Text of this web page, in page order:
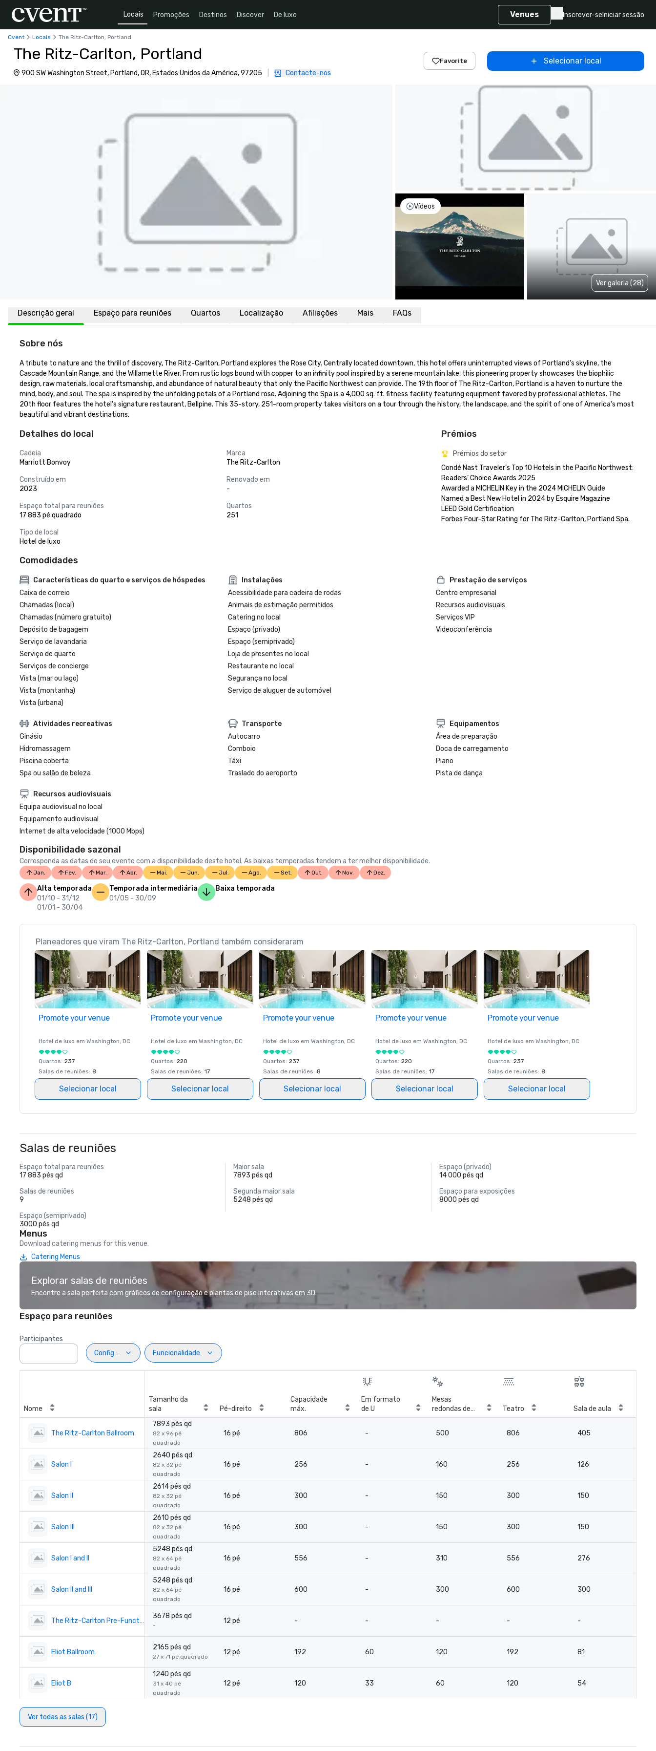
Locais Promoções Destinos Discover De luxo Venues Inscrever-se Iniciar sessão
Cvent Locais The Ritz-Carlton, Portland
The Ritz-Carlton, Portland
900 SW Washington Street, Portland, OR, Estados Unidos da América, 97205 Contacte-nos
Favorite Selecionar local
Vídeos
Ver galeria (28)
Descrição geral Espaço para reuniões Quartos Localização Afiliações Mais FAQs
Sobre nós
A tribute to nature and the thrill of discovery, The Ritz-Carlton, Portland explores the Rose City. Centrally located downtown, this hotel offers uninterrupted views of Portland's skyline, the
Cascade Mountain Range, and the Willamette River. From rustic logs bound with copper to an infinity pool inspired by a serene mountain lake, this pioneering property showcases the biophilic
design, raw materials, local craftsmanship, and abundance of natural beauty that only the Pacific Northwest can provide. The 19th floor of The Ritz-Carlton, Portland is a haven to nurture the
mind, body, and soul. The spa is inspired by the unfolding petals of a Portland rose. Adjoining the Spa is a 4,000 sq. ft. fitness facility featuring equipment favored by professional athletes. The
20th floor features the hotel's signature restaurant, Bellpine. This 35-story, 251-room property takes visitors on a tour through the history, the landscape, and the spirit of one of America's most
beautiful and vibrant destinations.
Detalhes do local
Cadeia
Marriott Bonvoy
Marca
The Ritz-Carlton
Construído em
2023
Renovado em
-
Espaço total para reuniões
17 883 pé quadrado
Quartos
251
Tipo de local
Hotel de luxo
Prémios
Prémios do setor
Condé Nast Traveler’s Top 10 Hotels in the Pacific Northwest:
Readers’ Choice Awards 2025
Awarded a MICHELIN Key in the 2024 MICHELIN Guide
Named a Best New Hotel in 2024 by Esquire Magazine
LEED Gold Certification
Comodidades
Características do quarto e serviços de hóspedes
Caixa de correio
Chamadas (local)
Chamadas (número gratuito)
Depósito de bagagem
Serviço de lavandaria
Serviço de quarto
Serviços de concierge
Vista (mar ou lago)
Vista (montanha)
Vista (urbana)
Instalações
Acessibilidade para cadeira de rodas
Animais de estimação permitidos
Catering no local
Espaço (privado)
Espaço (semiprivado)
Loja de presentes no local
Restaurante no local
Segurança no local
Serviço de aluguer de automóvel
Prestação de serviços
Centro empresarial
Recursos audiovisuais
Serviços VIP
Videoconferência
Atividades recreativas
Ginásio
Hidromassagem
Piscina coberta
Spa ou salão de beleza
Transporte
Autocarro
Comboio
Táxi
Traslado do aeroporto
Equipamentos
Área de preparação
Doca de carregamento
Piano
Pista de dança
Recursos audiovisuais
Equipa audiovisual no local
Equipamento audiovisual
Internet de alta velocidade (1000 Mbps)
Disponibilidade sazonal
Corresponda as datas do seu evento com a disponibilidade deste hotel. As baixas temporadas tendem a ter melhor disponibilidade.
Jan. Fev. Mar. Abr. Mai. Jun. Jul. Ago. Set. Out. Nov. Dez.
Alta temporada
01/10 - 31/12
01/01 - 30/04
Temporada intermediária
01/05 - 30/09
Baixa temporada
Planeadores que viram The Ritz-Carlton, Portland também consideraram
Promote your venue
Hotel de luxo em Washington, DC
Quartos: 237
Salas de reuniões: 8
Selecionar local
Promote your venue
Hotel de luxo em Washington, DC
Quartos: 220
Salas de reuniões: 17
Selecionar local
Promote your venue
Hotel de luxo em Washington, DC
Quartos: 237
Salas de reuniões: 8
Selecionar local
Promote your venue
Hotel de luxo em Washington, DC
Quartos: 220
Salas de reuniões: 17
Selecionar local
Promote your venue
Hotel de luxo em Washington, DC
Quartos: 237
Salas de reuniões: 8
Selecionar local
Salas de reuniões
Espaço total para reuniões
17 883 pés qd
Maior sala
7893 pés qd
Espaço (privado)
14 000 pés qd
Salas de reuniões
9
Segunda maior sala
5248 pés qd
Espaço para exposições
8000 pés qd
Espaço (semiprivado)
3000 pés qd
Menus
Download catering menus for this venue.
Catering Menus
Explorar salas de reuniões
Encontre a sala perfeita com gráficos de configuração e plantas de piso interativas em 3D.
Espaço para reuniões
Participantes
Configuração
Funcionalidade
Nome
Tamanho da
sala
Pé-direito
Capacidade
máx.
Em formato
de U
Mesas
redondas de
banquete
Teatro Sala de aula
The Ritz-Carlton Ballroom
7893 pés qd
82 x 96 pé
quadrado
16 pé 806 - 500 806 405
Salon I
2640 pés qd
82 x 32 pé
quadrado
16 pé 256 - 160 256 126
Salon II
2614 pés qd
82 x 32 pé
quadrado
16 pé 300 - 150 300 150
Salon III
2610 pés qd
82 x 32 pé
quadrado
16 pé 300 - 150 300 150
Salon I and II
5248 pés qd
82 x 64 pé
quadrado
16 pé 556 - 310 556 276
Salon II and III
5248 pés qd
82 x 64 pé
quadrado
16 pé 600 - 300 600 300
The Ritz-Carlton Pre-Function
3678 pés qd
-
12 pé - - - - -
Eliot Ballroom
2165 pés qd
27 x 71 pé quadrado
12 pé 192 60 120 192 81
Eliot B
1240 pés qd
31 x 40 pé
quadrado
12 pé 120 33 60 120 54
Ver todas as salas (17)